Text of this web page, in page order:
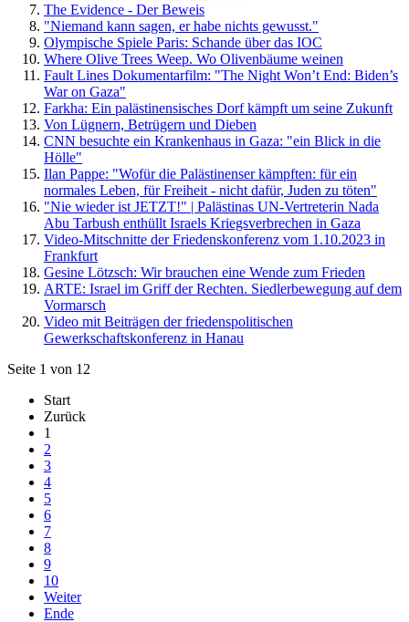
The Evidence - Der Beweis
"Niemand kann sagen, er habe nichts gewusst."
Olympische Spiele Paris: Schande über das IOC
Where Olive Trees Weep. Wo Olivenbäume weinen
Fault Lines Dokumentarfilm: "The Night Won’t End: Biden’s
War on Gaza"
Farkha: Ein palästinensisches Dorf kämpft um seine Zukunft
Von Lügnern, Betrügern und Dieben
CNN besuchte ein Krankenhaus in Gaza: "ein Blick in die
Hölle"
Ilan Pappe: "Wofür die Palästinenser kämpften: für ein
normales Leben, für Freiheit - nicht dafür, Juden zu töten"
"Nie wieder ist JETZT!" | Palästinas UN-Vertreterin Nada
Abu Tarbush enthüllt Israels Kriegsverbrechen in Gaza
Video-Mitschnitte der Friedenskonferenz vom 1.10.2023 in
Frankfurt
Gesine Lötzsch: Wir brauchen eine Wende zum Frieden
ARTE: Israel im Griff der Rechten. Siedlerbewegung auf dem
Vormarsch
Video mit Beiträgen der friedenspolitischen
Gewerkschaftskonferenz in Hanau
Seite 1 von 12
Start
Zurück
1
2
3
4
5
6
7
8
9
10
Weiter
Ende